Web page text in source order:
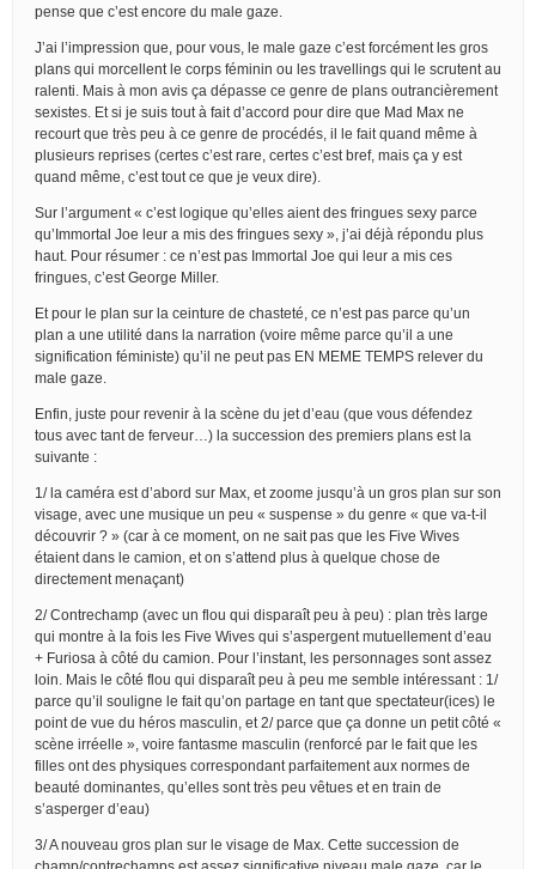
pense que c’est encore du male gaze.
J’ai l’impression que, pour vous, le male gaze c’est forcément les gros
plans qui morcellent le corps féminin ou les travellings qui le scrutent au
ralenti. Mais à mon avis ça dépasse ce genre de plans outrancièrement
sexistes. Et si je suis tout à fait d’accord pour dire que Mad Max ne
recourt que très peu à ce genre de procédés, il le fait quand même à
plusieurs reprises (certes c’est rare, certes c’est bref, mais ça y est
quand même, c’est tout ce que je veux dire).
Sur l’argument « c’est logique qu’elles aient des fringues sexy parce
qu’Immortal Joe leur a mis des fringues sexy », j’ai déjà répondu plus
haut. Pour résumer : ce n’est pas Immortal Joe qui leur a mis ces
fringues, c’est George Miller.
Et pour le plan sur la ceinture de chasteté, ce n’est pas parce qu’un
plan a une utilité dans la narration (voire même parce qu’il a une
signification féministe) qu’il ne peut pas EN MEME TEMPS relever du
male gaze.
Enfin, juste pour revenir à la scène du jet d’eau (que vous défendez
tous avec tant de ferveur…) la succession des premiers plans est la
suivante :
1/ la caméra est d’abord sur Max, et zoome jusqu’à un gros plan sur son
visage, avec une musique un peu « suspense » du genre « que va-t-il
découvrir ? » (car à ce moment, on ne sait pas que les Five Wives
étaient dans le camion, et on s’attend plus à quelque chose de
directement menaçant)
2/ Contrechamp (avec un flou qui disparaît peu à peu) : plan très large
qui montre à la fois les Five Wives qui s’aspergent mutuellement d’eau
+ Furiosa à côté du camion. Pour l’instant, les personnages sont assez
loin. Mais le côté flou qui disparaît peu à peu me semble intéressant : 1/
parce qu’il souligne le fait qu’on partage en tant que spectateur(ices) le
point de vue du héros masculin, et 2/ parce que ça donne un petit côté «
scène irréelle », voire fantasme masculin (renforcé par le fait que les
filles ont des physiques correspondant parfaitement aux normes de
beauté dominantes, qu’elles sont très peu vêtues et en train de
s’asperger d’eau)
3/ A nouveau gros plan sur le visage de Max. Cette succession de